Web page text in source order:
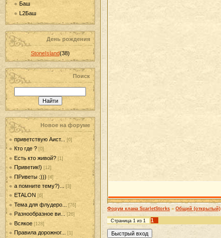
Баш
L2Баш
День рождения
StoneIsland(38)
Поиск
Новое на форуме
приветствую Аист... [0]
Кто где ? [0]
Есть кто живой? [1]
Приветик!) [12]
ПРиветы :))) [4]
а помните тему?)... [3]
ETALON [6]
Тема для флудеро... [76]
Разнообразное ви... [26]
Всякое [128]
Правила дорожног... [1]
Форум клана ScarletStorks » Общий (открытый)
Страница 1 из 1
1